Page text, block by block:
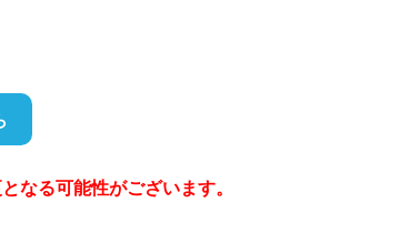
なる可能性がございます。